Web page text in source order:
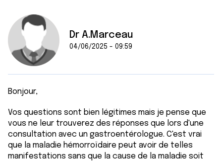
Dr A.Marceau
04/06/2025 - 09:59
Bonjour,
Vos questions sont bien légitimes mais je pense que
vous ne leur trouverez des réponses que lors d'une
consultation avec un gastroentérologue. C'est vrai
que la maladie hémorroïdaire peut avoir de telles
manifestations sans que la cause de la maladie soit